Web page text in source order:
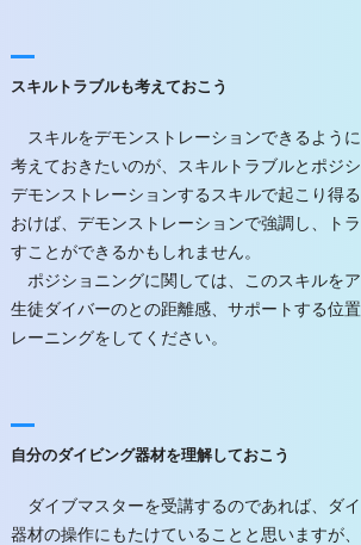
スキルトラブルも考えておこう
スキルをデモンストレーションできるよう
考えておきたいのが、スキルトラブルとポジシ
デモンストレーションするスキルで起こり得
おけば、デモンストレーションで強調し、ト
すことができるかもしれません。
ポジショニングに関しては、このスキルを
生徒ダイバーのとの距離感、サポートする位
レーニングをしてください。
自分のダイビング器材を理解しておこう
ダイブマスターを受講するのであれば、ダ
器材の操作にもたけていることと思いますが